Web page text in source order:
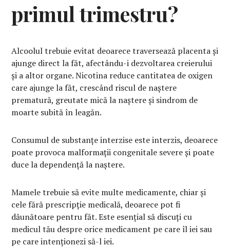
primul trimestru?
Alcoolul trebuie evitat deoarece traversează placenta și
ajunge direct la făt, afectându-i dezvoltarea creierului
și a altor organe. Nicotina reduce cantitatea de oxigen
care ajunge la făt, crescând riscul de naștere
prematură, greutate mică la naștere și sindrom de
moarte subită în leagăn.
Consumul de substanțe interzise este interzis, deoarece
poate provoca malformații congenitale severe și poate
duce la dependență la naștere.
Mamele trebuie să evite multe medicamente, chiar și
cele fără prescripție medicală, deoarece pot fi
dăunătoare pentru făt. Este esențial să discuți cu
medicul tău despre orice medicament pe care îl iei sau
pe care intenționezi să-l iei.